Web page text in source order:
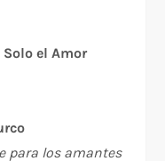
el Amor
para los amantes